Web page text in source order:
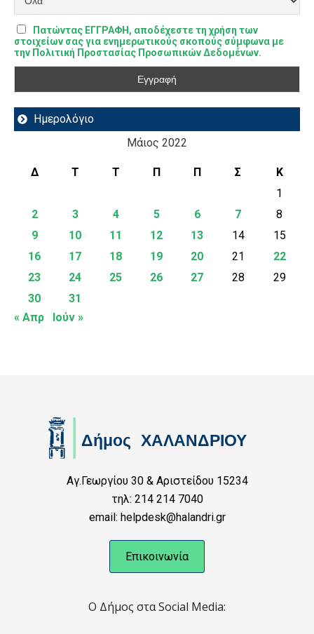
Πατώντας ΕΓΓΡΑΦΗ, αποδέχεστε τη χρήση των
στοιχείων σας για ενημερωτικούς σκοπούς σύμφωνα με
την Πολιτική Προστασίας Προσωπικών Δεδομένων.
Ημερολόγιο
Μάιος 2022
Δ Τ Τ Π Π Σ
Κ
1
2
3 4 5 6 7
8
9
10 11 12 13 14
15
16
17 18 19 20 21
22
23
24 25 26 27 28
29
30
31
« Απρ
Ιούν »
Αγ.Γεωργίου 30 & Αριστείδου 15234
τηλ: 214 214 7040
email: helpdesk@halandri.gr
Επικοινωνία
Ο Δήμος στα Social Media: